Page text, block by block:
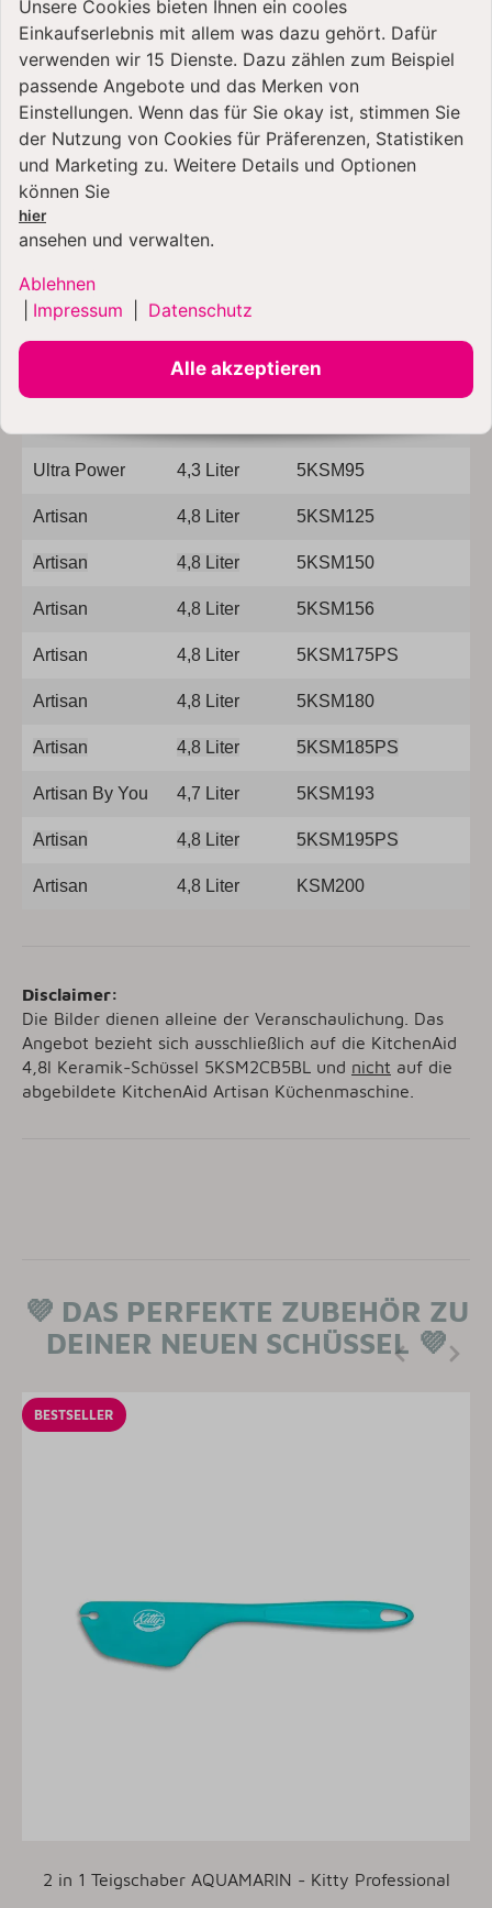
Küchenmaschinen-Modellen
Modell
4,3 Liter 5KSM45
Ultra Power 4,3 Liter 5KSM95
Artisan 4,8 Liter 5KSM125
Artisan 4,8 Liter 5KSM150
Artisan 4,8 Liter 5KSM156
Artisan 4,8 Liter 5KSM175PS
Artisan 4,8 Liter 5KSM180
Artisan 4,8 Liter 5KSM185PS
Artisan By You 4,7 Liter 5KSM193
Artisan 4,8 Liter 5KSM195PS
Artisan 4,8 Liter KSM200
Disclaimer:
Die Bilder dienen alleine der Veranschaulichung. Das
Angebot bezieht sich ausschließlich auf die KitchenAid
4,8l Keramik-Schüssel 5KSM2CB5BL und nicht auf die
abgebildete KitchenAid Artisan Küchenmaschine.
💜 DAS PERFEKTE ZUBEHÖR ZU
DEINER NEUEN SCHÜSSEL 💜
BESTSELLER
2 in 1 Teigschaber AQUAMARIN - Kitty Professional
Unsere Cookies bieten Ihnen ein cooles
Einkaufserlebnis mit allem was dazu gehört. Dafür
verwenden wir 15 Dienste. Dazu zählen zum Beispiel
passende Angebote und das Merken von
Einstellungen. Wenn das für Sie okay ist, stimmen Sie
der Nutzung von Cookies für Präferenzen, Statistiken
und Marketing zu. Weitere Details und Optionen
können Sie
hier
ansehen und verwalten.
Ablehnen
Impressum Datenschutz
Alle akzeptieren